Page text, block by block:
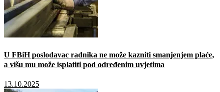
U FBiH poslodavac radnika ne može kazniti smanjenjem plaće,
a višu mu može isplatiti pod određenim uvjetima
13.10.2025